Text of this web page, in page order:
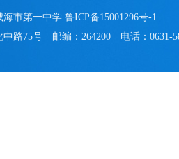
海市第一中学 鲁ICP备15001296号-1
中路75号 邮编：264200 电话：0631-